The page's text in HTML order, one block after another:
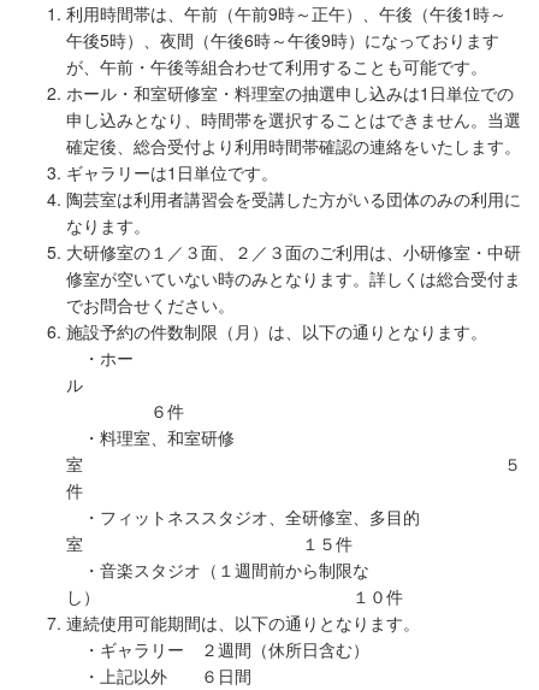
利用時間帯は、午前（午前9時～正午）、午後（午後1時～
午後5時）、夜間（午後6時～午後9時）になっております
が、午前・午後等組合わせて利用することも可能です。
ホール・和室研修室・料理室の抽選申し込みは1日単位での
申し込みとなり、時間帯を選択することはできません。当選
確定後、総合受付より利用時間帯確認の連絡をいたします。
ギャラリーは1日単位です。
陶芸室は利用者講習会を受講した方がいる団体のみの利用に
なります。
大研修室の１／３面、２／３面のご利用は、小研修室・中研
修室が空いていない時のみとなります。詳しくは総合受付ま
でお問合せください。
施設予約の件数制限（月）は、以下の通りとなります。
・ホー
ル
６件
・料理室、和室研修
室 ５
件
・フィットネススタジオ、全研修室、多目的
室 １５件
・音楽スタジオ（１週間前から制限な
し） １０件
連続使用可能期間は、以下の通りとなります。
・ギャラリー ２週間（休所日含む）
・上記以外 ６日間